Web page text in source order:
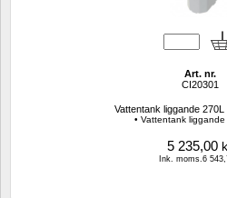
Art. nr.
CI20301
Vattentank liggande
• Vattentank
5 235,00
Ink. moms.6